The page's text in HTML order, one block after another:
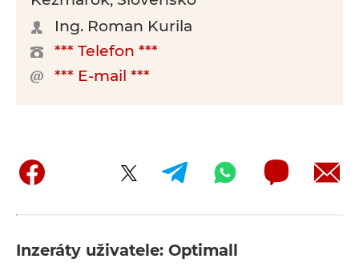
Ing. Roman Kurila
*** Telefon ***
*** E-mail ***
Inzeráty uživatele: Optimall